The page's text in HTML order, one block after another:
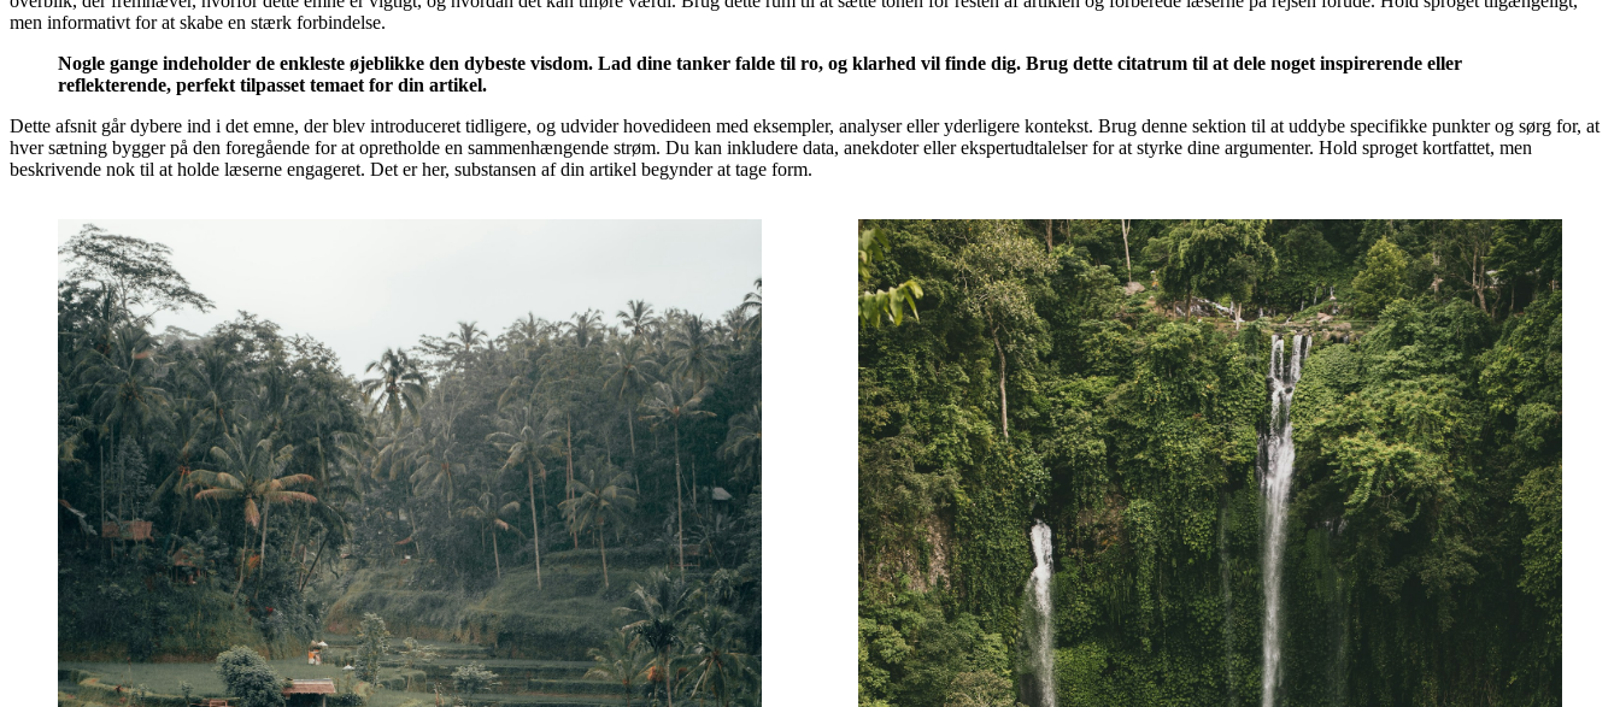
men informativt for at skabe en stærk forbindelse.
Nogle gange indeholder de enkleste øjeblikke den dybeste visdom. Lad dine tanker falde til ro, og klarhed vil finde dig. Brug dette citatrum til at dele noget inspirerende eller
reflekterende, perfekt tilpasset temaet for din artikel.
Dette afsnit går dybere ind i det emne, der blev introduceret tidligere, og udvider hovedideen med eksempler, analyser eller yderligere kontekst. Brug denne sektion til at uddybe specifikke punkter og sørg for, at
hver sætning bygger på den foregående for at opretholde en sammenhængende strøm. Du kan inkludere data, anekdoter eller ekspertudtalelser for at styrke dine argumenter. Hold sproget kortfattet, men
beskrivende nok til at holde læserne engageret. Det er her, substansen af din artikel begynder at tage form.